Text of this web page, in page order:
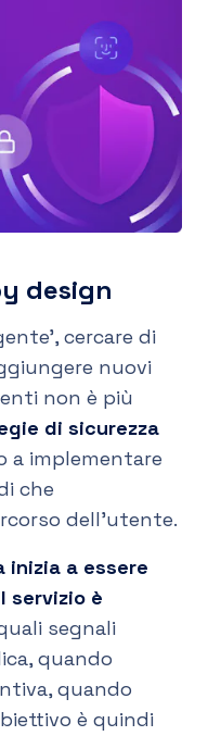
design
cercare di
nuovi
non è più
di sicurezza
a implementare
che
dell’utente.
inizia a essere
servizio è
segnali
quando
quando
è quindi